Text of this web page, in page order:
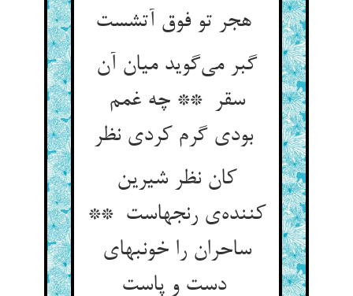
گبر می‌گوید میان آن
سقر ** چه غمم
بودی گرم کردی نظر
کان نظر شیرین
کننده‌ی رنجهاست **
ساحران را خونبهای
دست و پاست